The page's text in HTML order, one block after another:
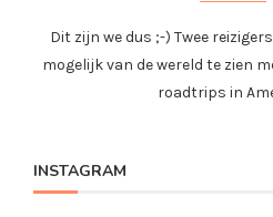
Dit zijn we dus ;-) Twee
mogelijk van de wereld te zien
roadtrips in
INSTAGRAM